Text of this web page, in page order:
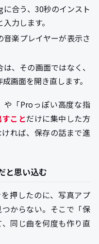
合う、30秒のインスト
力します。
楽プレイヤーが表示さ
、その画面ではなく、
画面を開き直します。
や「Proっぽい高度な指
ことだけに集中した方
れば、保存の話まで進
と思い込む
押したのに、写真アプ
からない。そこで「保
同じ曲を何度も作り直